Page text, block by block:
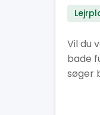
Vil du
bade
søger